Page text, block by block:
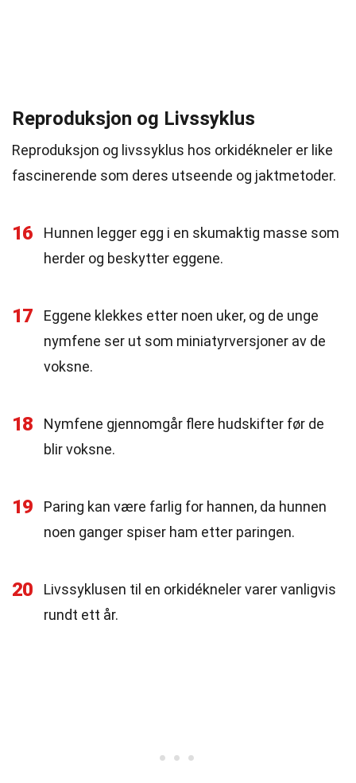
Reproduksjon og Livssyklus
Reproduksjon og livssyklus hos orkidékneler er like
fascinerende som deres utseende og jaktmetoder.
16
Hunnen legger egg i en skumaktig masse som
herder og beskytter eggene.
17
Eggene klekkes etter noen uker, og de unge
nymfene ser ut som miniatyrversjoner av de
voksne.
18
Nymfene gjennomgår flere hudskifter før de
blir voksne.
19
Paring kan være farlig for hannen, da hunnen
noen ganger spiser ham etter paringen.
20
Livssyklusen til en orkidékneler varer vanligvis
rundt ett år.